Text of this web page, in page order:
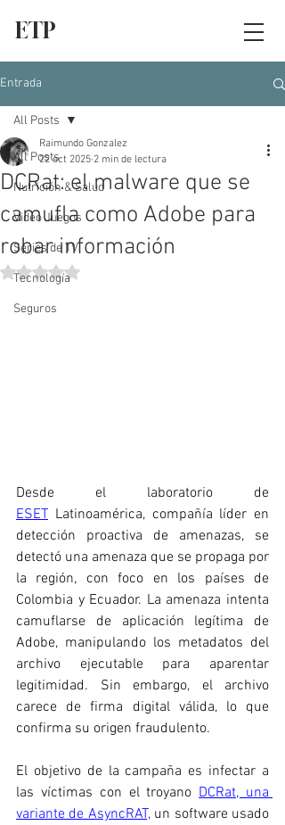
ETP
Entrada
All Posts
Nutrición & Salud
Video Juegos
Series de TV
Tecnología
Seguros
All Posts
DCRat: el malware que se
camufla como Adobe para
robar información
Raimundo Gonzalez
22 oct 2025 2 min de lectura
Obtuvo NaN de 5 estrellas.
ESET Latinoamérica, compañía líder en
detección proactiva de amenazas, se
detectó una amenaza que se propaga por
la región, con foco en los países de
Colombia y Ecuador. La amenaza intenta
camuflarse de aplicación legítima de
Adobe, manipulando los metadatos del
archivo ejecutable para aparentar
legitimidad. Sin embargo, el archivo
carece de firma digital válida, lo que
confirma su origen fraudulento.
El objetivo de la campaña es infectar a
las víctimas con el troyano DCRat, una
variante de AsyncRAT, un software usado